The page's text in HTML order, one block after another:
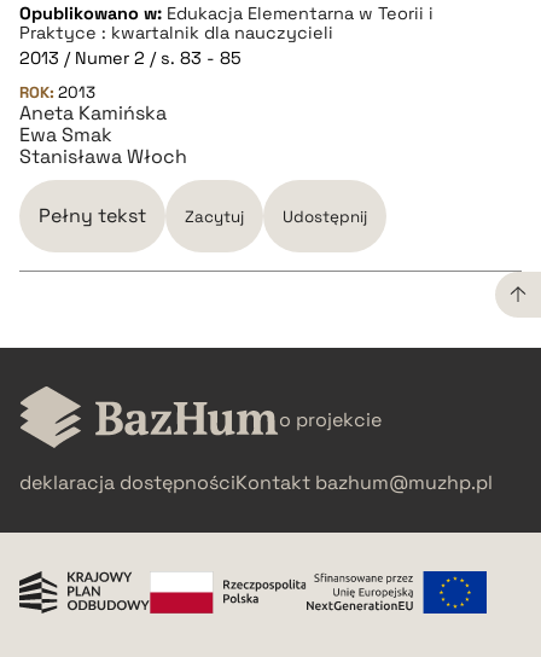
Opublikowano w: Edukacja Elementarna w Teorii i
Praktyce : kwartalnik dla nauczycieli
2013 / Numer 2 / s. 83 - 85
ROK: 2013
Aneta Kamińska
Ewa Smak
Stanisława Włoch
Pełny tekst Zacytuj Udostępnij
CZYSTY TEKST
pobierz cytat
BIBTEX
o projekcie
deklaracja dostępnościKontakt bazhum@muzhp.pl